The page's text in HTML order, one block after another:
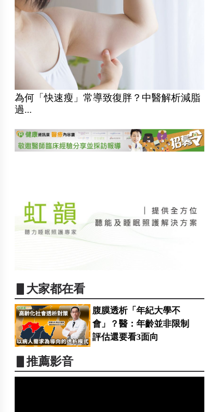
為何「快速瘦」常導致復胖？中醫解析減脂
過...
▋大家都在看
腹膜透析「年紀大學不
會」？醫：年齡並非限制
評估還要看3面向
▋推薦影音